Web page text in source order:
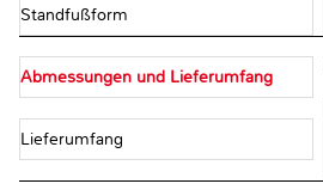
Standfußform
Abmessungen und Lieferumfang
Lieferumfang